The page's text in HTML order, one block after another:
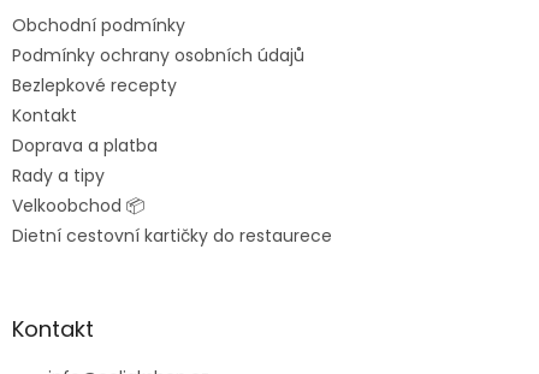
Obchodní podmínky
Podmínky ochrany osobních údajů
Bezlepkové recepty
Kontakt
Doprava a platba
Rady a tipy
Velkoobchod 📦
Dietní cestovní kartičky do restaurece
Kontakt